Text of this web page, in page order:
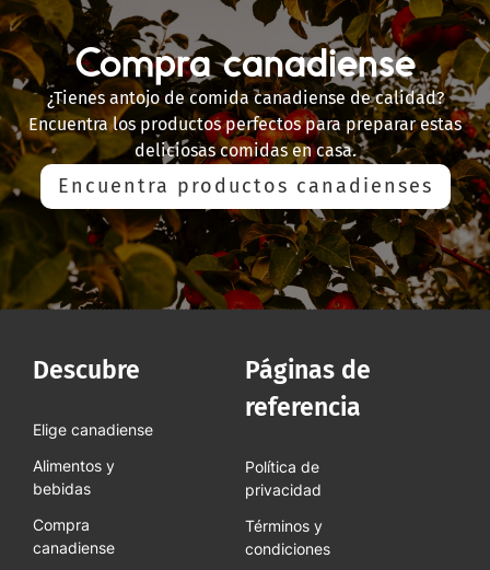
Compra canadiense
¿Tienes antojo de comida canadiense de calidad?
Encuentra los productos perfectos para preparar estas
deliciosas comidas en casa.
Encuentra productos canadienses
Descubre
Elige canadiense
Alimentos y
bebidas
Compra
canadiense
Páginas de
referencia
Política de
privacidad
Términos y
condiciones